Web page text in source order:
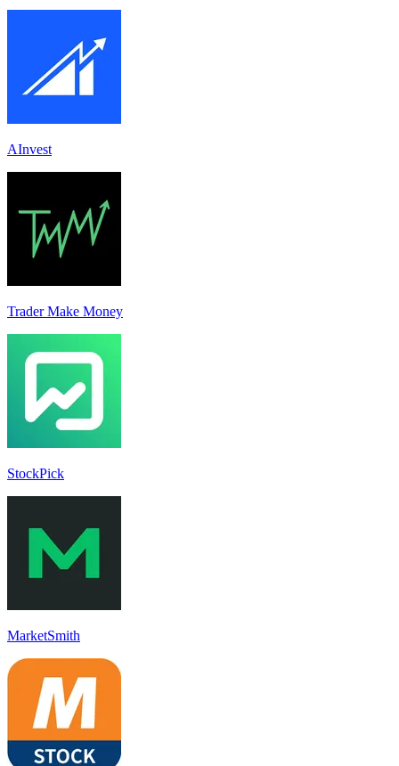
AInvest
Trader Make Money
StockPick
MarketSmith